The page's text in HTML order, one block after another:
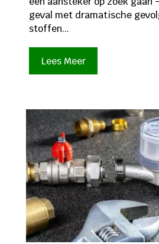
geval met dramatische
stoffen...
Lees Meer